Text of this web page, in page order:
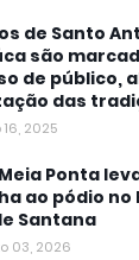
de Santo
são
de público,
das
2025
Ponta
ao pódio no
Santana
03, 2026